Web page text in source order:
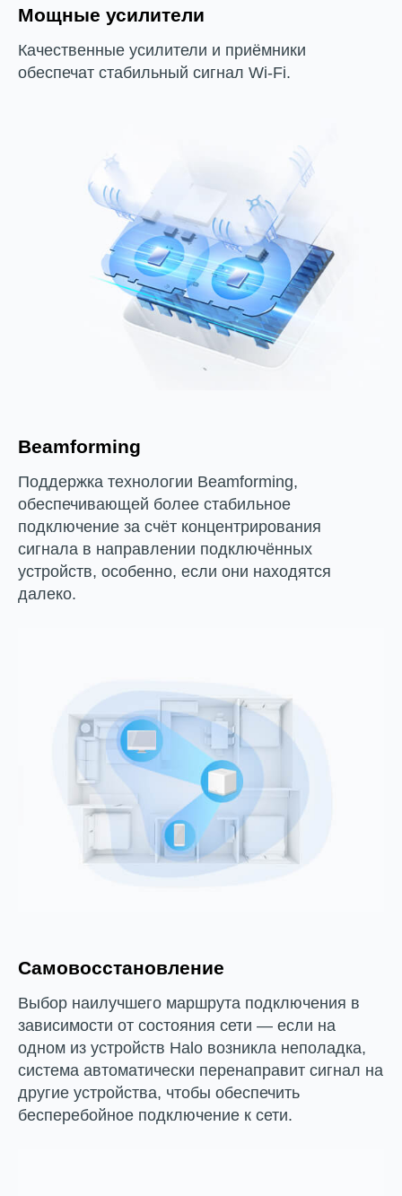
Мощные усилители
Качественные усилители и приёмники
обеспечат стабильный сигнал Wi‑Fi.
Beamforming
Поддержка технологии Beamforming,
обеспечивающей более стабильное
подключение за счёт концентрирования
сигнала в направлении подключённых
устройств, особенно, если они находятся
далеко.
Самовосстановление
Выбор наилучшего маршрута подключения в
зависимости от состояния сети — если на
одном из устройств Halo возникла неполадка,
система автоматически перенаправит сигнал на
другие устройства, чтобы обеспечить
бесперебойное подключение к сети.